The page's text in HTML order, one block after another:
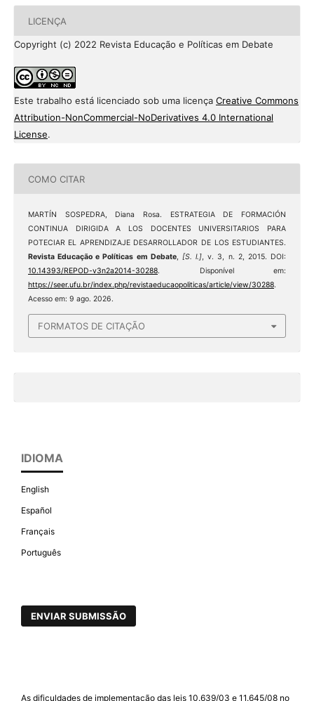
LICENÇA
Copyright (c) 2022 Revista Educação e Políticas em Debate
Este trabalho está licenciado sob uma licença Creative Commons
Attribution-NonCommercial-NoDerivatives 4.0 International
License.
COMO CITAR
MARTÍN SOSPEDRA, Diana Rosa. ESTRATEGIA DE FORMACIÓN
CONTINUA DIRIGIDA A LOS DOCENTES UNIVERSITARIOS PARA
POTECIAR EL APRENDIZAJE DESARROLLADOR DE LOS ESTUDIANTES.
Revista Educação e Políticas em Debate, [S. l.], v. 3, n. 2, 2015. DOI:
10.14393/REPOD-v3n2a2014-30288. Disponível em:
https://seer.ufu.br/index.php/revistaeducaopoliticas/article/view/30288.
Acesso em: 9 ago. 2026.
FORMATOS DE CITAÇÃO
IDIOMA
English
Español
Français
Português
ENVIAR SUBMISSÃO
As dificuldades de implementação das leis 10.639/03 e 11.645/08 no